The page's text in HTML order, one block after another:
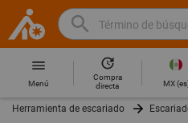
Hoffmann
Group
Home
Buscar
Término
de
búsqueda,
producto,
no.,
Hoffmann
site
Menú
Compra
directa
MX(es
Herramienta de escariado